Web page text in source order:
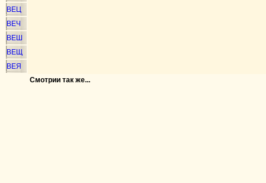
ВЕЦ
ВЕЧ
ВЕШ
ВЕЩ
ВЕЯ
Смотрии так же...